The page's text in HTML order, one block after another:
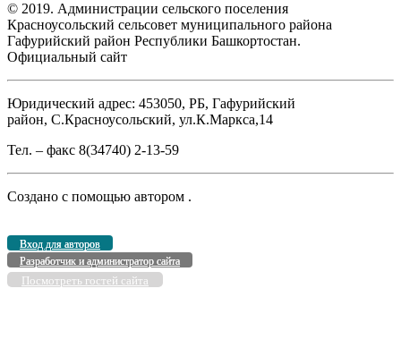
© 2019. Администрации сельского поселения
Красноусольский сельсовет муниципального района
Гафурийский район Республики Башкортостан.
Официальный сайт
Юридический адрес: 453050, РБ, Гафурийский
район, С.Красноусольский, ул.К.Маркса,14
Тел. – факс 8(34740) 2-13-59
Создано с помощью автором .
Вход для авторов
Разработчик и администратор сайта
Посмотреть гостей сайта